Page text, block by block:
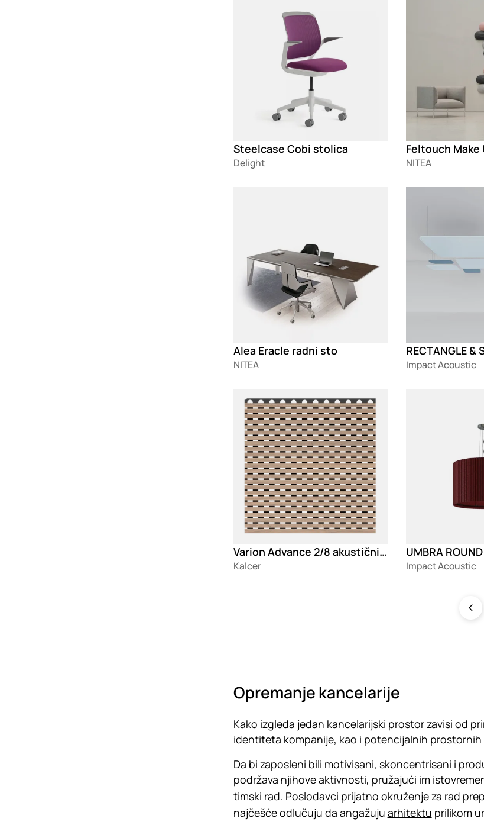
Steelcase Cobi stolica
Delight NITEA
Alea Eracle radni sto
NITEA Impact Acoustic
Loading
Varion Advance 2/8 akustični paneli
Kalcer Impact Acoustic
Opremanje kancelarije
Kako izgleda jedan kancelarijski prostor zavisi od
identiteta kompanije, kao i potencijalnih prostornih
Da bi zaposleni bili motivisani, skoncentrisani i
podržava njihove aktivnosti, pružajući im
timski rad. Poslodavci prijatno okruženje za rad
najčešće odlučuju da angažuju arhitektu prilikom